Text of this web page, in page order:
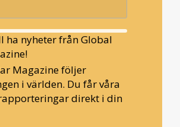
ha nyheter från Global
Magazine följer
i världen. Du får våra
direkt i din